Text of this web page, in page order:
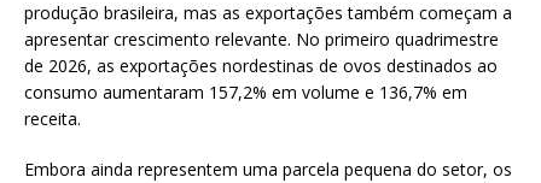
produção brasileira, mas as exportações também começam a
apresentar crescimento relevante. No primeiro quadrimestre
de 2026, as exportações nordestinas de ovos destinados ao
consumo aumentaram 157,2% em volume e 136,7% em
receita.
Embora ainda representem uma parcela pequena do setor, os